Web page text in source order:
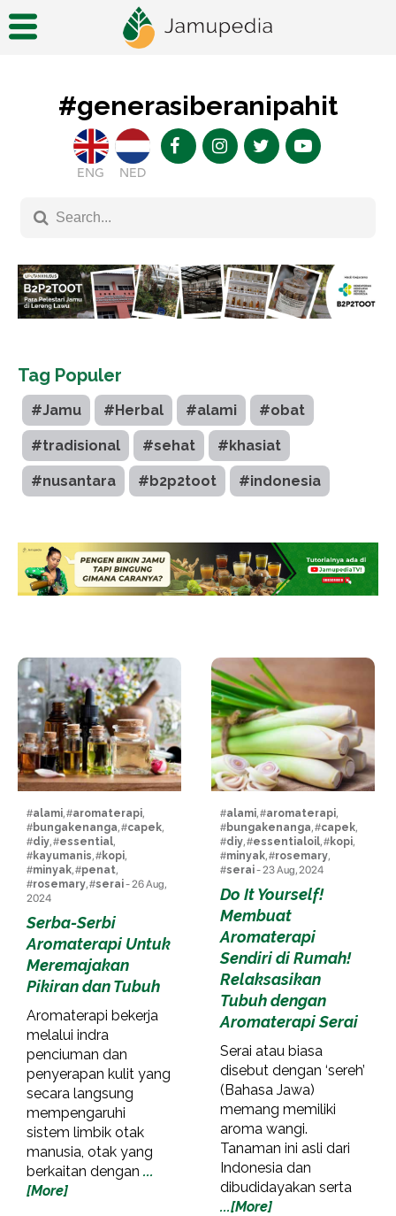
#generasiberanipahit
ENG NED
Tag Populer
#Jamu #Herbal #alami #obat
#tradisional #sehat #khasiat
#nusantara #b2p2toot #indonesia
#alami, #aromaterapi,
#bungakenanga, #capek,
#diy, #essential,
#kayumanis, #kopi,
#minyak, #penat,
#rosemary, #serai- 26 Aug,
2024
Serba-Serbi
Aromaterapi Untuk
Meremajakan
Pikiran dan Tubuh
Aromaterapi bekerja
melalui indra
penciuman dan
penyerapan kulit yang
secara langsung
mempengaruhi
sistem limbik otak
manusia, otak yang
berkaitan dengan ...
[More]
#alami, #aromaterapi,
#bungakenanga, #capek,
#diy, #essentialoil, #kopi,
#minyak, #rosemary,
#serai- 23 Aug, 2024
Do It Yourself!
Membuat
Aromaterapi
Sendiri di Rumah!
Relaksasikan
Tubuh dengan
Aromaterapi Serai
Serai atau biasa
disebut dengan ‘sereh’
(Bahasa Jawa)
memang memiliki
aroma wangi.
Tanaman ini asli dari
Indonesia dan
dibudidayakan serta
...[More]